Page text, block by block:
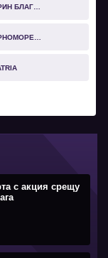
ПИРИН БЛАГОЕВГРАД
с акция срещу